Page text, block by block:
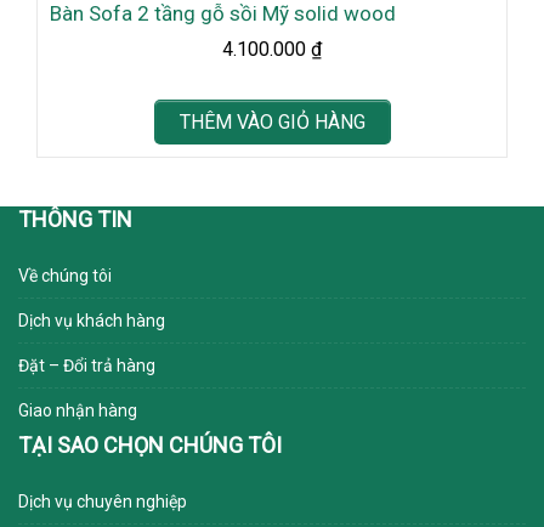
Bàn Sofa 2 tầng gỗ sồi Mỹ solid wood
4.100.000 ₫
THÊM VÀO GIỎ HÀNG
THÔNG TIN
Về chúng tôi
Dịch vụ khách hàng
Đặt – Đổi trả hàng
Giao nhận hàng
TẠI SAO CHỌN CHÚNG TÔI
Dịch vụ chuyên nghiệp